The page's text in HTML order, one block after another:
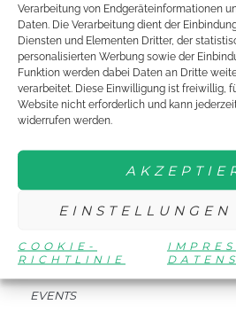
Verarbeitung von Endgeräteinformationen
Daten. Die Verarbeitung dient der
Diensten und Elementen Dritter, der
personalisierten Werbung sowie der
Funktion werden dabei Daten an Dritte
verarbeitet. Diese Einwilligung ist freiwillig,
Website nicht erforderlich und kann
widerrufen werden.
EINSTELLUNGEN
COOKIE-
RICHTLINIE
EINE
EVENTS